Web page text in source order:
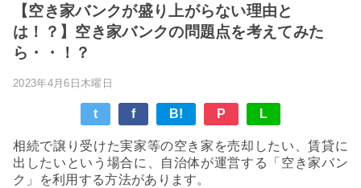
【空き家バンクが盛り上がらない理由と
は！？】空き家バンクの問題点を考えてみた
ら・・！？
2023年4月6日木曜日
t f B! P L
相続で譲り受けた実家等の空き家を売却したい、賃貸に
出したいという場合に、自治体が運営する「空き家バン
ク」を利用する方法があります。